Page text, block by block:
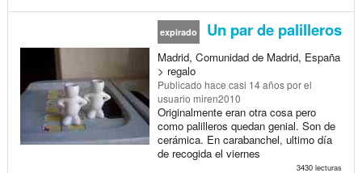
expirado Un par de palilleros
Madrid, Comunidad de Madrid, España
> regalo
Publicado hace casi 14 añospor el
usuario miren2010
Originalmente eran otra cosa pero
como palilleros quedan genial. Son de
cerámica. En carabanchel, ultimo día
de recogida el viernes
3430 lecturas